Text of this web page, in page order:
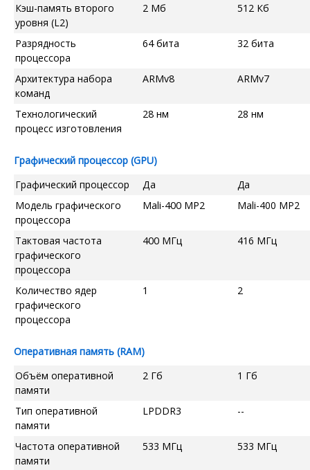
Кэш-память второго
уровня (L2)
2 Мб 512 Кб
Разрядность
процессора
64 бита 32 бита
Архитектура набора
команд
ARMv8 ARMv7
Технологический
процесс изготовления
28 нм 28 нм
Графический процессор (GPU)
Графический процессор
Да
Да
Модель графического
процессора
Mali-400 MP2 Mali-400 MP2
Тактовая частота
графического
процессора
400 МГц 416 МГц
Количество ядер
графического
процессора
1 2
Оперативная память (RAM)
Объём оперативной
памяти
2 Гб 1 Гб
Тип оперативной
памяти
LPDDR3 --
Частота оперативной
памяти
533 МГц 533 МГц